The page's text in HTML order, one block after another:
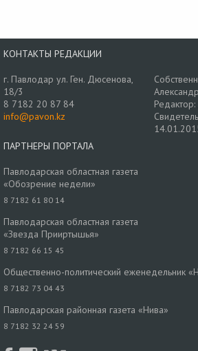
КОНТАКТЫ РЕДАКЦИИ
г. Павлодар ул. Ген. Дюсенова,
18/3
8 7182 20 87 84
info@pavon.kz
ПАРТНЕРЫ ПОРТАЛА
Павлодарская областная газета
«Обозрение недели»
8 7182 61 80 14
Павлодарская областная газета
«Звезда Прииртышья»
8 7182 66 15 45
Общественно-политический еженедельник
8 7182 73 04 43
Павлодарская районная газета «Нива»
8 7182 32 24 59